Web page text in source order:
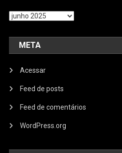
Arquivos
META
Acessar
Feed de posts
Feed de comentários
WordPress.org